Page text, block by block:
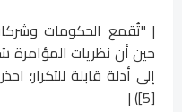
| "تُقمع الحكومات
حين أن نظريات المؤامرة
إلى أدلة قابلة للتكرار؛
[5]) |